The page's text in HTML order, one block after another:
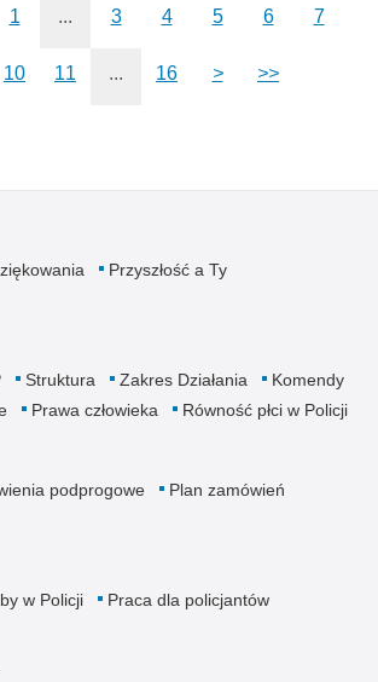
1 ... 3 4 5 6 7
10 11 ... 16 > >>
Przyszłość a Ty
Struktura Zakres Działania
Komendy
Prawa człowieka Równość płci w Policji
podprogowe
Plan zamówień
w Policji
Praca dla policjantów